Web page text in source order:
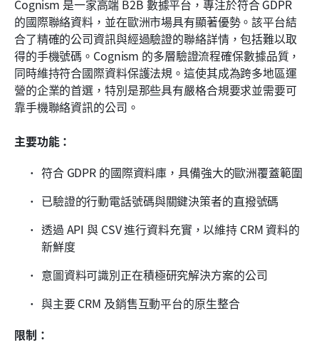
Cognism 是一家高端 B2B 數據平台，專注於符合 GDPR
的國際聯絡資料，並在歐洲市場具有顯著優勢。該平台結
合了精確的公司資訊與經過驗證的聯絡詳情，包括難以取
得的手機號碼。Cognism 的多層驗證流程確保數據品質，
同時維持符合國際資料保護法規。這使其成為跨多地區運
營的企業的首選，特別是那些具有嚴格合規要求並需要可
靠手機聯絡資訊的公司。
主要功能：
符合 GDPR 的國際資料庫，具備強大的歐洲覆蓋範圍
已驗證的行動電話號碼與關鍵決策者的直撥號碼
透過 API 與 CSV 進行資料充實，以維持 CRM 資料的
新鮮度
意圖資料可識別正在積極研究解決方案的公司
與主要 CRM 及銷售互動平台的原生整合
限制：